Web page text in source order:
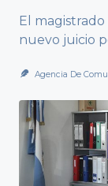
El
nuevo juicio
Agencia De